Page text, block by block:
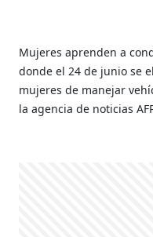
Mujeres aprenden a
donde el 24 de junio se
mujeres de manejar
la agencia de noticias